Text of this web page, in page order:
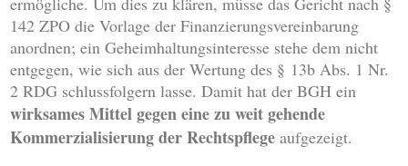
142 ZPO die Vorlage der Finanzierungsvereinbarung
anordnen; ein Geheimhaltungsinteresse stehe dem nicht
entgegen, wie sich aus der Wertung des § 13b Abs. 1 Nr.
2 RDG schlussfolgern lasse. Damit hat der BGH ein
wirksames Mittelgegen eine zu weit gehende
Kommerzialisierung der Rechtspflege aufgezeigt.